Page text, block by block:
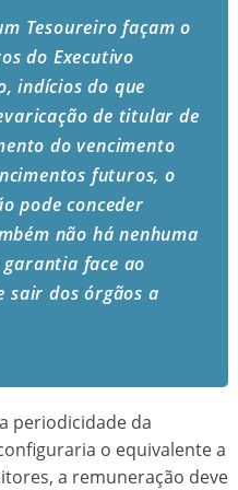
Tesoureiro façam o
do Executivo
indícios do que
de titular de
do vencimento
futuros, o
pode conceder
não há nenhuma
face ao
sair dos órgãos a
periodicidade da
o equivalente a
a remuneração deve